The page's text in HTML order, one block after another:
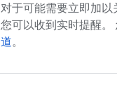
对于可能需要立即加以
您可以收到实时提醒。
道。